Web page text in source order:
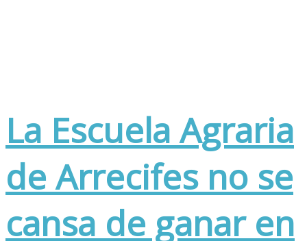
La Escuela Agraria
de Arrecifes no se
cansa de ganar en